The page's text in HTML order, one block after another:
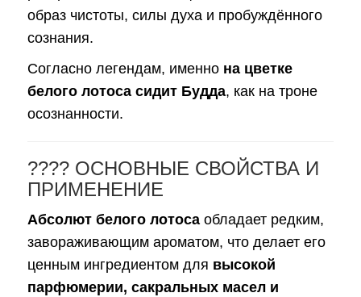
образ чистоты, силы духа и пробуждённого
сознания.
Согласно легендам, именно на цветке
белого лотоса сидит Будда, как на троне
осознанности.
???? ОСНОВНЫЕ СВОЙСТВА И
ПРИМЕНЕНИЕ
Абсолют белого лотосаобладает редким,
завораживающим ароматом, что делает его
ценным ингредиентом для высокой
парфюмерии, сакральных масел и